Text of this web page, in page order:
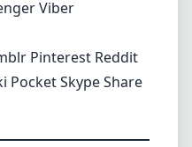
Viber
Pinterest Reddit
PocketSkypeShare